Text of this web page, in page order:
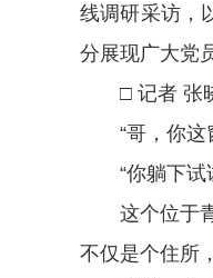
线调研采访，
分展现广大党
□ 记者 张
“哥，你这窗
“你躺下试试
这个位于青
不仅是个住所